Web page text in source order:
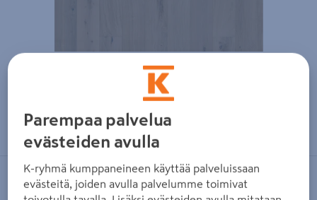
Zoomaa kuvaa sormilla kosketusnäytöllä
KÄHRS
Parempaa palvelua
evästeiden avulla
K-ryhmä kumppaneineen käyttää palveluissaan
evästeitä, joiden avulla palvelumme toimivat